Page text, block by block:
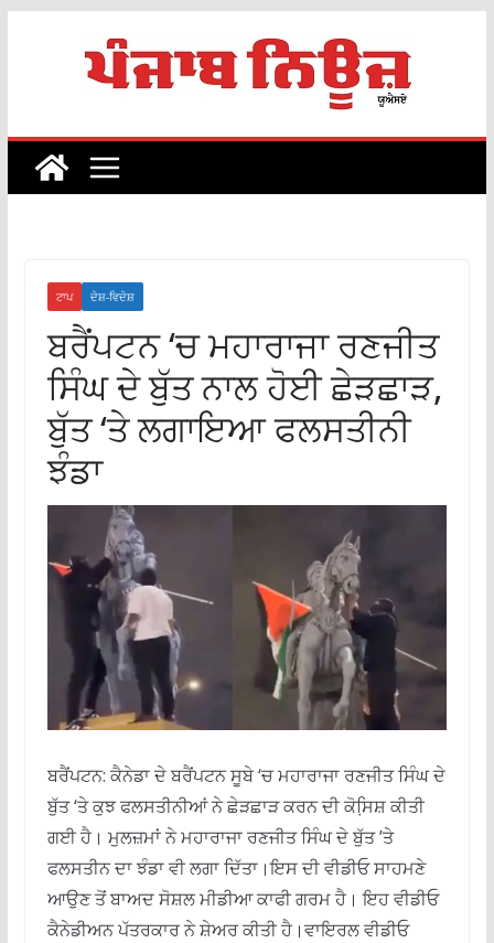
ਟਾਪ ਦੇਸ਼-ਵਿਦੇਸ਼
ਬਰੈਂਪਟਨ ‘ਚ ਮਹਾਰਾਜਾ ਰਣਜੀਤ
ਸਿੰਘ ਦੇ ਬੁੱਤ ਨਾਲ ਹੋਈ ਛੇੜਛਾੜ,
ਬੁੱਤ ‘ਤੇ ਲਗਾਇਆ ਫਲਸਤੀਨੀ
ਝੰਡਾ
ਬਰੈਂਪਟਨ: ਕੈਨੇਡਾ ਦੇ ਬਰੈਂਪਟਨ ਸੂਬੇ ‘ਚ ਮਹਾਰਾਜਾ ਰਣਜੀਤ ਸਿੰਘ ਦੇ
ਬੁੱਤ ‘ਤੇ ਕੁਝ ਫਲਸਤੀਨੀਆਂ ਨੇ ਛੇੜਛਾੜ ਕਰਨ ਦੀ ਕੋਸਿ਼ਸ਼ ਕੀਤੀ
ਗਈ ਹੈ। ਮੁਲਜ਼ਮਾਂ ਨੇ ਮਹਾਰਾਜਾ ਰਣਜੀਤ ਸਿੰਘ ਦੇ ਬੁੱਤ ’ਤੇ
ਫਲਸਤੀਨ ਦਾ ਝੰਡਾ ਵੀ ਲਗਾ ਦਿੱਤਾ।ਇਸ ਦੀ ਵੀਡੀਓ ਸਾਹਮਣੇ
ਆਉਣ ਤੋਂ ਬਾਅਦ ਸੋਸ਼ਲ ਮੀਡੀਆ ਕਾਫੀ ਗਰਮ ਹੈ। ਇਹ ਵੀਡੀਓ
ਕੈਨੇਡੀਅਨ ਪੱਤਰਕਾਰ ਨੇ ਸ਼ੇਅਰ ਕੀਤੀ ਹੈ।ਵਾਇਰਲ ਵੀਡੀਓ